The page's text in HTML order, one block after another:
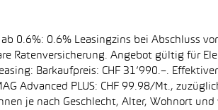
0.6%: 0.6% Leasingzins bei Abschluss
Ratenversicherung. Angebot gültig für
Barkaufpreis: CHF 31’990.–.
Advanced PLUS: CHF 99.98/Mt.,
je nach Geschlecht, Alter, Wohnort